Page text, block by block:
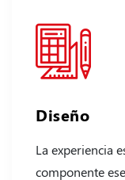
Diseño
La experiencia
componente